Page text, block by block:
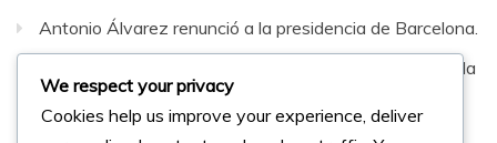
Antonio Álvarez renunció a la presidencia de Barcelona.
Sepultaron al hombre que murió en fatal accidente en la
vía Santa Elena–Guayaquil
We respect your privacy
Cookies help us improve your experience, deliver